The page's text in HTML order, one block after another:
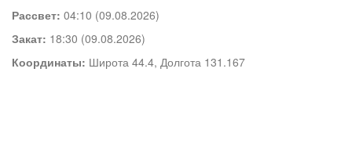
Рассвет: 04:10 (09.08.2026)
Закат: 18:30 (09.08.2026)
Координаты: Широта 44.4, Долгота 131.167